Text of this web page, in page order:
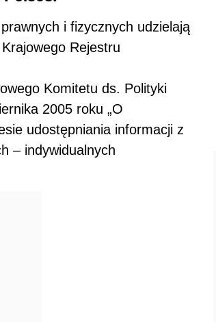
i fizycznych udzielają
Rejestru
Komitetu ds. Polityki
2005 roku „O
udostępniania informacji z
– indywidualnych